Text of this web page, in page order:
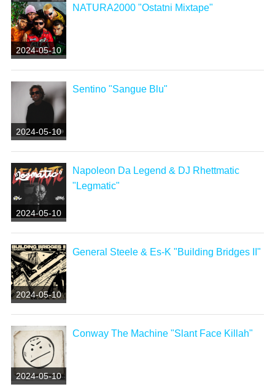
2024-05-10
NATURA2000 "Ostatni Mixtape"
2024-05-10
Sentino "Sangue Blu"
2024-05-10
Napoleon Da Legend & DJ Rhettmatic
"Legmatic"
2024-05-10
General Steele & Es-K "Building Bridges II"
2024-05-10
Conway The Machine "Slant Face Killah"